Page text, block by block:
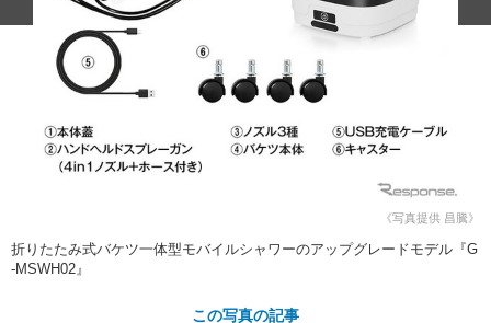
フィルム・ラッピング
ストップ 不具合修理＆粗悪修理
カーメーカー「旧車」関連プロジェ
コラム
ショップ紹介
ショップレポート プロショップ検索
レストア
カーメーカー「旧車」関連プロジ
ェクト
コラム
イベント
イベント告知
《写真提供 昌騰》
折りたたみ式バケツ一体型モバイルシャワーのアップグレードモデル『G
-MSWH02』
この写真の記事